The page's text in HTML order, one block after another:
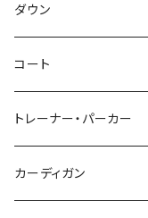
～44/S
46/M
48/L
50/XL～
ダウン
～44/S
46/M
48/L
コート
～44/S
46/M
トレーナー・パーカー
～44/S
カーディガン